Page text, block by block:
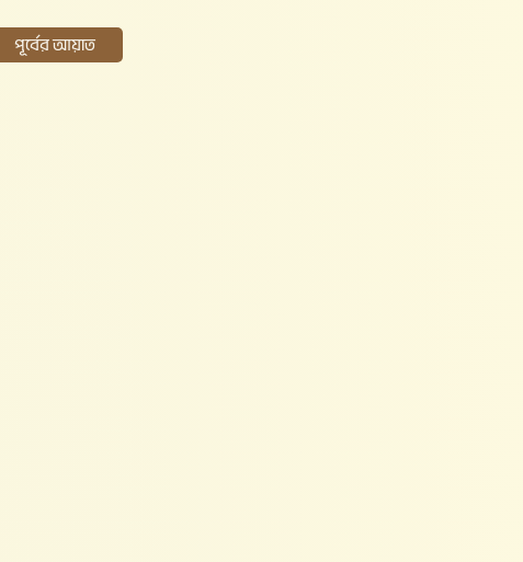
পূর্বের আয়াত